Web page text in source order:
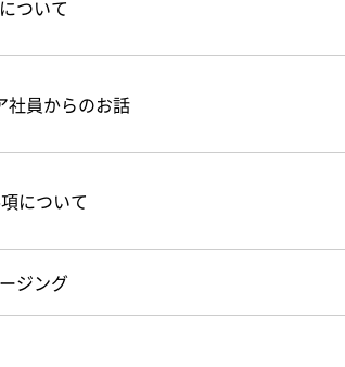
ついて
社員からのお話
について
ジング